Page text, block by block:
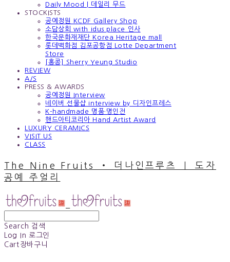
Daily Mood | 데일리 무드
STOCKISTS
공예정원 KCDF Gallery Shop
소담상회 with idus place 인사
한국문화재재단 Korea Heritage mall
롯데백화점 김포공항점 Lotte Department
Store
[홍콩] Sherry Yeung Studio
REVIEW
A/S
PRESS & AWARDS
공예정원 Interview
네이버 선물샵 interview by 디자인프레스
K-handmade 명품·명인전
핸드아티코리아 Hand Artist Award
LUXURY CERAMICS
VISIT US
CLASS
The Nine Fruits ‧ 더나인프루츠 ｜ 도자
공예 주얼리
Search 검색
Log In 로그인
Cart 장바구니